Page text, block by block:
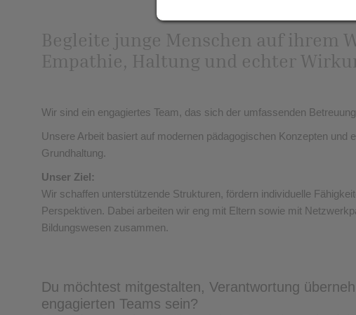
Begleite junge Menschen auf ihrem
Empathie, Haltung und echter
Wir sind ein engagiertes Team, das sich der umfassenden
Unsere Arbeit basiert auf modernen pädagogischen Konzepten und
Grundhaltung.
Unser Ziel:
Wir schaffen unterstützende Strukturen, fördern individuelle
Perspektiven. Dabei arbeiten wir eng mit Eltern sowie mit
Bildungswesen zusammen.
Du möchtest mitgestalten, Verantwortung
engagierten Teams sein?